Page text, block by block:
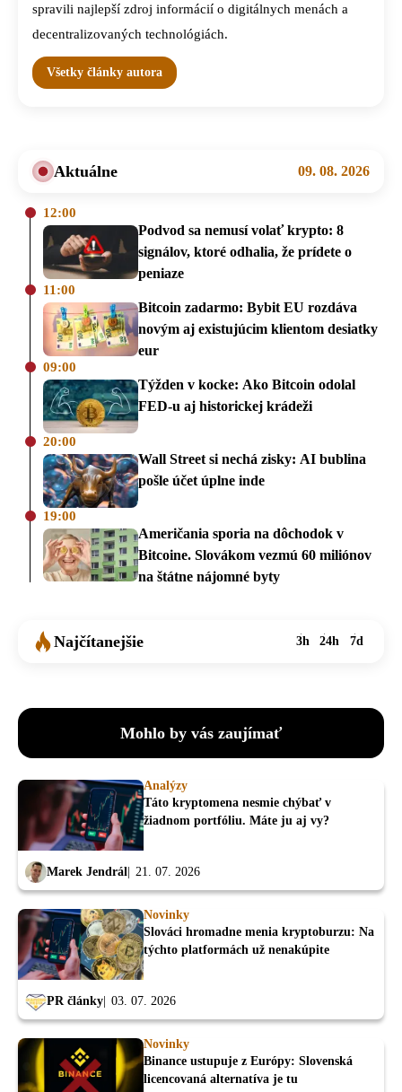
spravili najlepší zdroj informácií o digitálnych menách a
decentralizovaných technológiách.
Všetky články autora
Aktuálne 09. 08. 2026
12:00
Podvod sa nemusí volať krypto: 8
signálov, ktoré odhalia, že prídete o
peniaze
11:00
Bitcoin zadarmo: Bybit EU rozdáva
novým aj existujúcim klientom desiatky
eur
09:00
Týžden v kocke: Ako Bitcoin odolal
FED-u aj historickej krádeži
20:00
Wall Street si nechá zisky: AI bublina
pošle účet úplne inde
19:00
Američania sporia na dôchodok v
Bitcoine. Slovákom vezmú 60 miliónov
na štátne nájomné byty
Najčítanejšie 3h 24h 7d
Mohlo by vás zaujímať
Analýzy
Táto kryptomena nesmie chýbať v
žiadnom portfóliu. Máte ju aj vy?
Marek Jendrál 21. 07. 2026
Novinky
Slováci hromadne menia kryptoburzu: Na
týchto platformách už nenakúpite
PR články 03. 07. 2026
Novinky
Binance ustupuje z Európy: Slovenská
licencovaná alternatíva je tu